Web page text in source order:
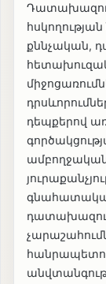
քննչական,
դեպքերով
ամբողջական